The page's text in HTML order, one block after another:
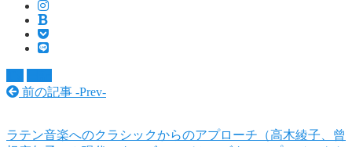
前の記事 -Prev-
ラテン音楽へのクラシックからのアプローチ（高木綾子、曾